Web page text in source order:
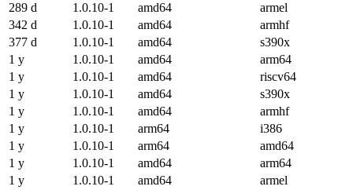
289 d
1.0.10-1 amd64
armel
342 d
1.0.10-1 amd64
armhf
377 d
1.0.10-1 amd64
s390x
1 y
1.0.10-1 amd64
arm64
1 y
1.0.10-1 amd64
riscv64
1 y
1.0.10-1 amd64
s390x
1 y
1.0.10-1 amd64
armhf
1 y
1.0.10-1 arm64
i386
1 y
1.0.10-1 arm64
amd64
1 y
1.0.10-1 amd64
arm64
1 y
1.0.10-1 amd64
armel